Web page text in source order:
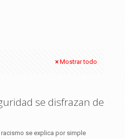
Mostrar todo
se disfrazan de
se explica por simple